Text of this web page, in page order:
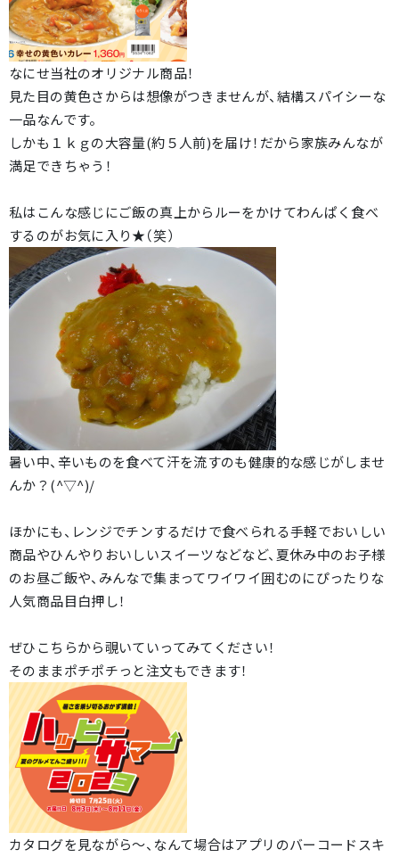
なにせ当社のオリジナル商品！
見た目の黄色さからは想像がつきませんが、結構スパイシーな
一品なんです。
しかも１ｋｇの大容量(約５人前)を届け！だから家族みんなが
満足できちゃう！
私はこんな感じにご飯の真上からルーをかけてわんぱく食べ
するのがお気に入り★（笑）
暑い中、辛いものを食べて汗を流すのも健康的な感じがしませ
んか？(^▽^)/
ほかにも、レンジでチンするだけで食べられる手軽でおいしい
商品やひんやりおいしいスイーツなどなど、夏休み中のお子様
のお昼ご飯や、みんなで集まってワイワイ囲むのにぴったりな
人気商品目白押し！
ぜひこちらから覗いていってみてください！
そのままポチポチっと注文もできます！
カタログを見ながら～、なんて場合はアプリのバーコードスキ